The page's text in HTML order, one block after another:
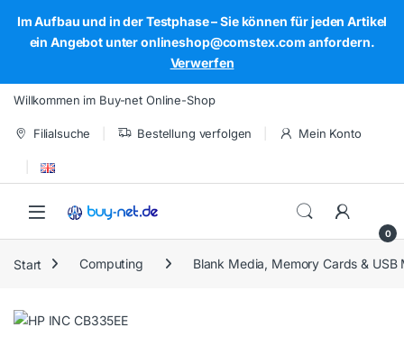
Im Aufbau und in der Testphase – Sie können für jeden Artikel
ein Angebot unter onlineshop@comstex.com anfordern.
Verwerfen
Skip to navigation
Skip to content
Willkommen im Buy-net Online-Shop
Filialsuche Bestellung verfolgen Mein Konto
Open
0
Start Computing Blank Media, Memory Cards & USB